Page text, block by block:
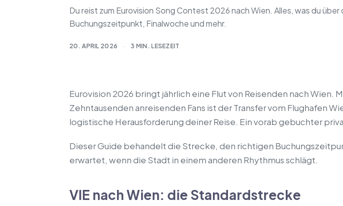
Du reist zum Eurovision Song Contest 2026 nach Wien. Alles, was du
Buchungszeitpunkt, Finalwoche und mehr.
20. APRIL 2026 · 3 MIN. LESEZEIT
Eurovision 2026 bringt jährlich eine Flut von Reisenden nach
Zehntausenden anreisenden Fans ist der Transfer vom Flughafen
logistische Herausforderung deiner Reise. Ein vorab gebuchter
Dieser Guide behandelt die Strecke, den richtigen
erwartet, wenn die Stadt in einem anderen Rhythmus schlägt.
VIE nach Wien: die Standardstrecke